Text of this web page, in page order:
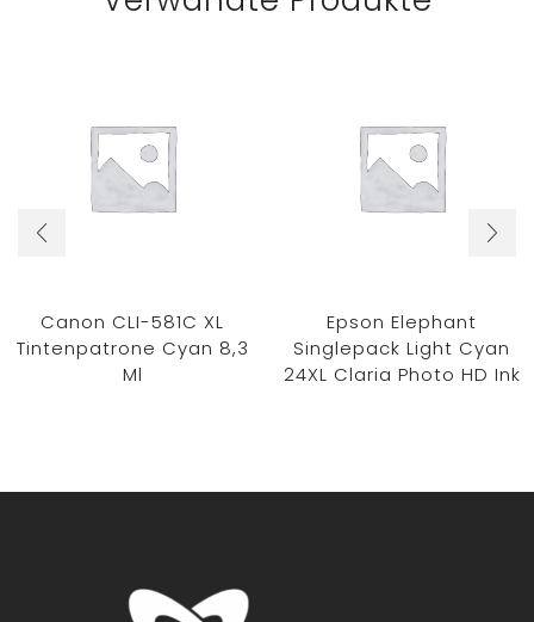
Canon CLI-581C XL
Tintenpatrone Cyan 8,3
Ml
Epson Elephant
Singlepack Light Cyan
24XL Claria Photo HD Ink